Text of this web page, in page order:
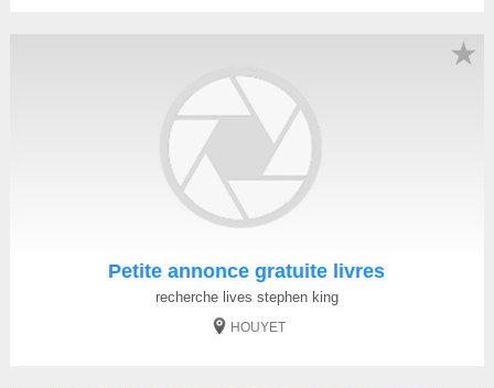
Petite annonce gratuite livres
recherche lives stephen king
HOUYET
★